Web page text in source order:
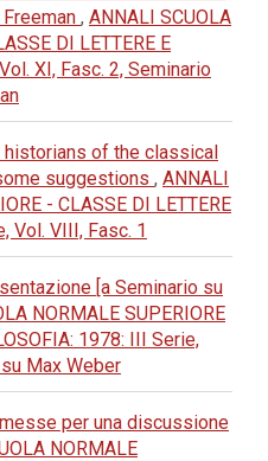
, ANNALI SCUOLA
DI LETTERE E
XI, Fasc. 2, Seminario
historians of the classical
suggestions , ANNALI
- CLASSE DI LETTERE
Vol. VIII, Fasc. 1
[a Seminario su
NORMALE SUPERIORE
1978: III Serie,
Max Weber
per una discussione
NORMALE